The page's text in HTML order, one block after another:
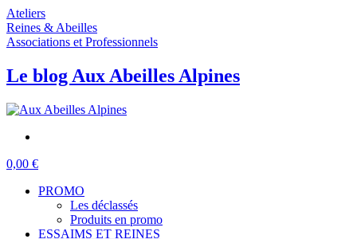
Ateliers
Reines & Abeilles
Associations et Professionnels
Le blog Aux Abeilles Alpines
0,00 €
PROMO
Les déclassés
Produits en promo
ESSAIMS ET REINES